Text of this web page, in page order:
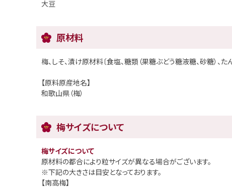
大豆
原材料
梅、しそ、漬け原材料〔食塩、糖類（果糖ぶどう糖液糖、砂糖）、
【原料原産地名】
和歌山県（梅）
梅サイズについて
梅サイズについて
原材料の都合により粒サイズが異なる場合がございます。
※下記の大きさは目安となっております。
【南高梅】